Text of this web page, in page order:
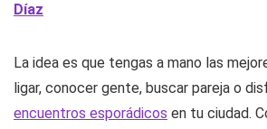
Díaz
La idea es que tengas a mano las
ligar, conocer gente, buscar pareja o
encuentros esporádicos en tu ciudad.